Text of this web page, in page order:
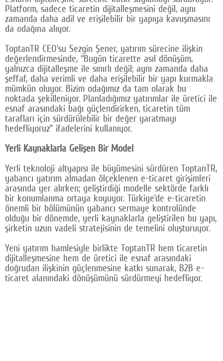
Platform, sadece ticaretin dijitalleşmesini değil, aynı
zamanda daha adil ve erişilebilir bir yapıya kavuşmasını
da odağına alıyor.
ToptanTR CEO’su Sezgin Şener, yatırım sürecine ilişkin
değerlendirmesinde, “Bugün ticarette asıl dönüşüm,
yalnızca dijitalleşme ile sınırlı değil; aynı zamanda daha
şeffaf, daha verimli ve daha erişilebilir bir yapı kurmakla
mümkün oluyor. Bizim odağımız da tam olarak bu
noktada şekilleniyor. Planladığımız yatırımlar ile üretici ile
esnaf arasındaki bağı güçlendirirken, ticaretin tüm
tarafları için sürdürülebilir bir değer yaratmayı
hedefliyoruz” ifadelerini kullanıyor.
Yerli Kaynaklarla Gelişen Bir Model
Yerli teknoloji altyapısı ile büyümesini sürdüren ToptanTR,
yabancı yatırım almadan ölçeklenen e-ticaret girişimleri
arasında yer alırken; geliştirdiği modelle sektörde farklı
bir konumlanma ortaya koyuyor. Türkiye’de e-ticaretin
önemli bir bölümünün yabancı sermaye kontrolünde
olduğu bir dönemde, yerli kaynaklarla geliştirilen bu yapı,
şirketin uzun vadeli stratejisinin de temelini oluşturuyor.
Yeni yatırım hamlesiyle birlikte ToptanTR hem ticaretin
dijitalleşmesine hem de üretici ile esnaf arasındaki
doğrudan ilişkinin güçlenmesine katkı sunarak, B2B e-
ticaret alanındaki dönüşümünü sürdürmeyi hedefliyor.